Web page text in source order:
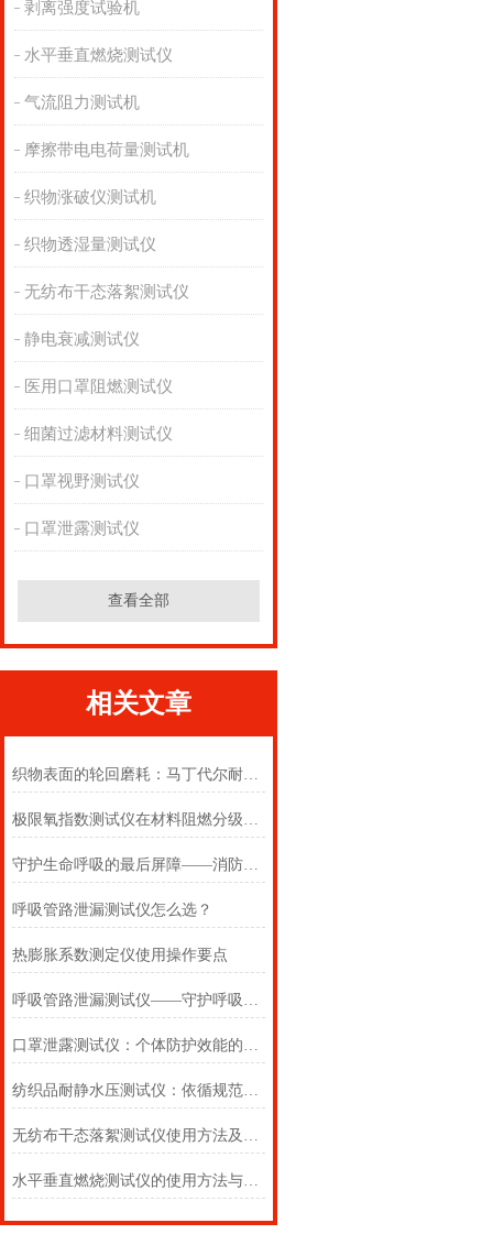
剥离强度试验机
水平垂直燃烧测试仪
气流阻力测试机
摩擦带电电荷量测试机
织物涨破仪测试机
织物透湿量测试仪
无纺布干态落絮测试仪
静电衰减测试仪
医用口罩阻燃测试仪
细菌过滤材料测试仪
口罩视野测试仪
口罩泄露测试仪
查看全部
相关文章
织物表面的轮回磨耗：马丁代尔耐磨仪在多点轨迹与压力恒定下的耐用叙事
极限氧指数测试仪在材料阻燃分级中的浓度边界判定
守护生命呼吸的最后屏障——消防自救呼吸器防护性能测试仪的全面检测
呼吸管路泄漏测试仪怎么选？
热膨胀系数测定仪使用操作要点
呼吸管路泄漏测试仪——守护呼吸类医疗器械安全的精密检测方案
口罩泄露测试仪：个体防护效能的科学评估仪器
纺织品耐静水压测试仪：依循规范，精准测防渗
无纺布干态落絮测试仪使用方法及注意事项详解
水平垂直燃烧测试仪的使用方法与注意事项